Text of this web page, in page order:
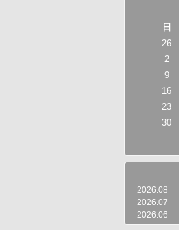
日
26
2
9
16
23
30
2026.08
2026.07
2026.06